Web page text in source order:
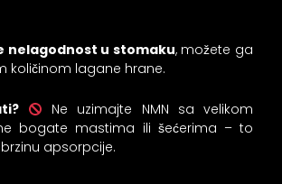
nelagodnost u stomaku, možete ga
količinom lagane hrane.
Ne uzimajte NMN sa velikom
bogate mastima ili šećerima – to
apsorpcije.